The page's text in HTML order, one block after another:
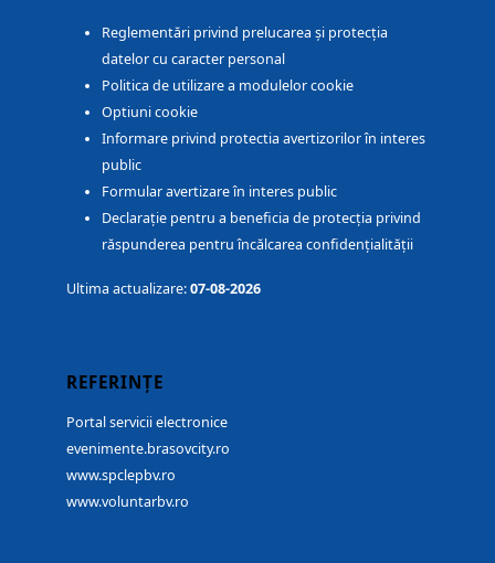
Reglementări privind prelucarea și protecția
datelor cu caracter personal
Politica de utilizare a modulelor cookie
Optiuni cookie
Informare privind protectia avertizorilor în interes
public
Formular avertizare în interes public
Declarație pentru a beneficia de protecția privind
răspunderea pentru încălcarea confidențialității
Ultima actualizare:07-08-2026
REFERINȚE
Portal servicii electronice
evenimente.brasovcity.ro
www.spclepbv.ro
www.voluntarbv.ro